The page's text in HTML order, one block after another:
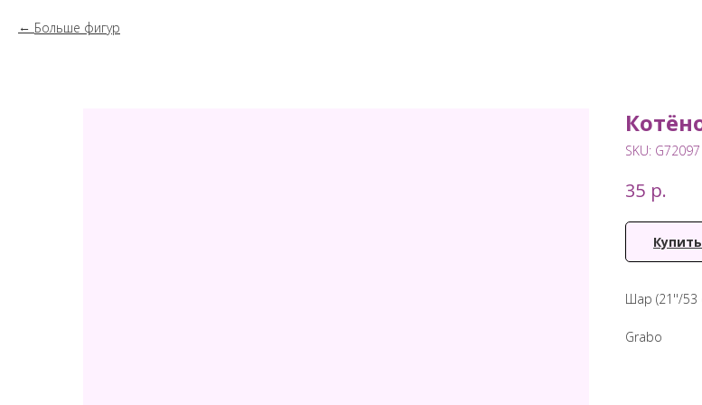
Больше фигур
SKU: G72097
35 р.
Купить
Шар (21''/53
Grabo